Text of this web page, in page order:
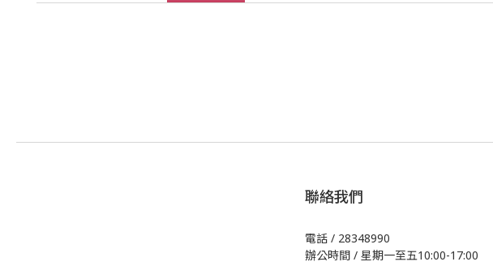
聯絡我們
電話 / 28348990
辦公時間 / 星期一至五10:00-17:00